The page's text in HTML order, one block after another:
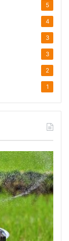
5
4
3
3
2
1